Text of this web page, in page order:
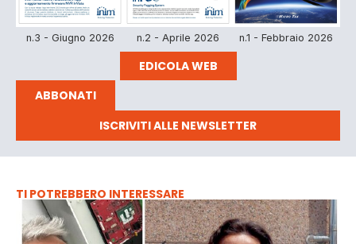
n.3 - Giugno 2026 n.2 - Aprile 2026 n.1 - Febbraio 2026
EDICOLA WEB
ABBONATI
ISCRIVITI ALLE NEWSLETTER
TI POTREBBERO INTERESSARE